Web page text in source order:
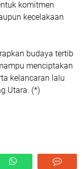
komitmen
kecelakaan
budaya tertib
menciptakan
kelancaran lalu
Utara. (*)